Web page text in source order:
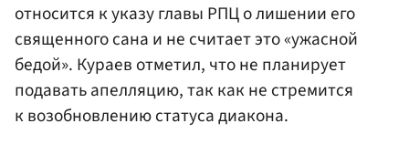
относится к указу главы РПЦ о лишении его
священного сана и не считает это «ужасной
бедой». Кураев отметил, что не планирует
подавать апелляцию, так как не стремится
к возобновлению статуса диакона.